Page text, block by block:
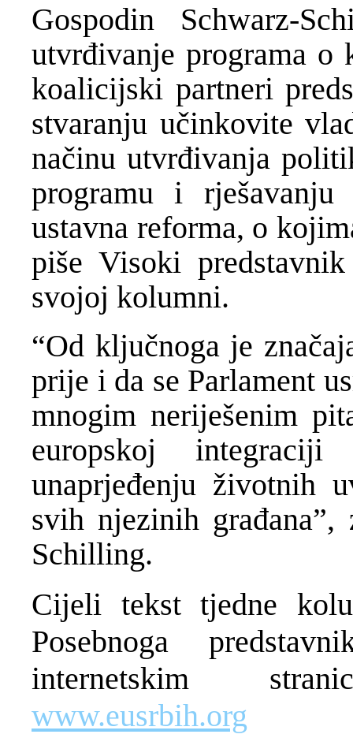
Gospodin Schwarz-
utvrđivanje programa o
koalicijski partneri
stvaranju učinkovite
načinu utvrđivanja
programu i
ustavna reforma, o
piše Visoki
svojoj kolumni.
“Od ključnoga je
prije i da se Parlament
mnogim neriješenim
europskoj
unaprjeđenju životnih
svih njezinih građana”,
Schilling.
Cijeli tekst tjedne
Posebnoga
internetskim
www.eusrbih.org